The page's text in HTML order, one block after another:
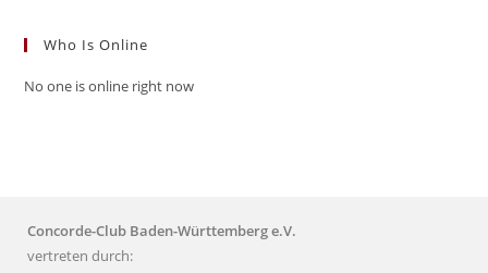
Who Is Online
No one is online right now
Concorde-Club Baden-Württemberg e.V.
vertreten durch: